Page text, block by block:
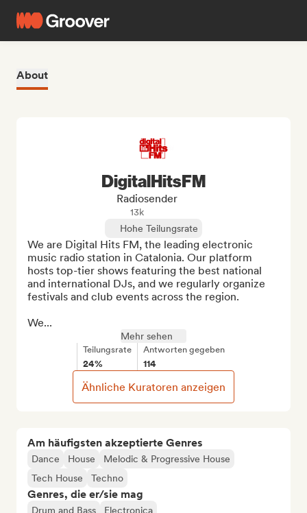
About
Am häufigsten akzeptierte Genres
Dance House
Melodic & Progressive House
Tech House
Techno
Genres, die er/sie mag
Drum and Bass
Electronica
DigitalHitsFM
Radiosender
13k
Hohe Teilungsrate
We are Digital Hits FM, the leading electronic
music radio station in Catalonia. Our platform
hosts top-tier shows featuring the best national
and international DJs, and we regularly organize
festivals and club events across the region.
We...
Mehr sehen
Teilungsrate
24%
Antworten gegeben
114
Ähnliche Kuratoren anzeigen